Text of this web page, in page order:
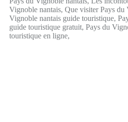
Vignoble nantais, Que visiter Pays du
Vignoble nantais guide touristique,
guide touristique gratuit, Pays du
touristique en ligne,